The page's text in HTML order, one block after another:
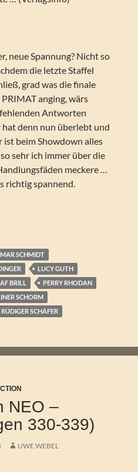
neue Spannung? Nicht so
die letzte Staffel
grad was die finale
anging, wärs
Antworten
denn nun überlebt und
ist beim Showdown alles
sehr ich immer über die
meckere …
richtig spannend.
(Folgen 340-349)
SCHMIDT
LUCY GUTH
BRILL
PERRY RHODAN
SCHORM
RÜDIGER SCHÄFER
NEO –
330-339)
UWE WEBEL